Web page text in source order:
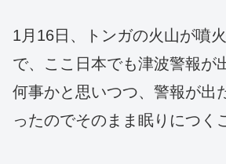
1月16日、トンガの火山が噴
で、ここ日本でも津波警報が
何事かと思いつつ、警報が出
ったのでそのまま眠りにつく